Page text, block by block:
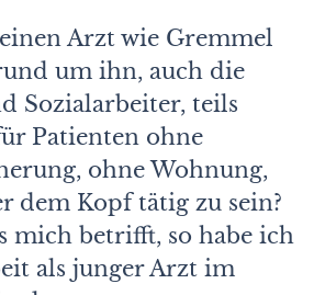
Arzt wie Gremmel
um ihn, auch die
Sozialarbeiter, teils
Patienten ohne
ohne Wohnung,
dem Kopf tätig zu sein?
mich betrifft, so habe ich
als junger Arzt im